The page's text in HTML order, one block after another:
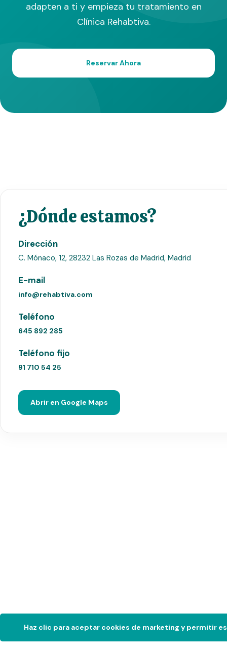
adapten a ti y empieza tu tratamiento en
Clínica Rehabtiva.
Reservar Ahora
¿Dónde estamos?
Dirección
C. Mónaco, 12, 28232 Las Rozas de Madrid, Madrid
E-mail
info@rehabtiva.com
Teléfono
645 892 285
Teléfono fijo
91 710 54 25
Abrir en Google Maps
Haz clic para aceptar cookies de marketing y permitir